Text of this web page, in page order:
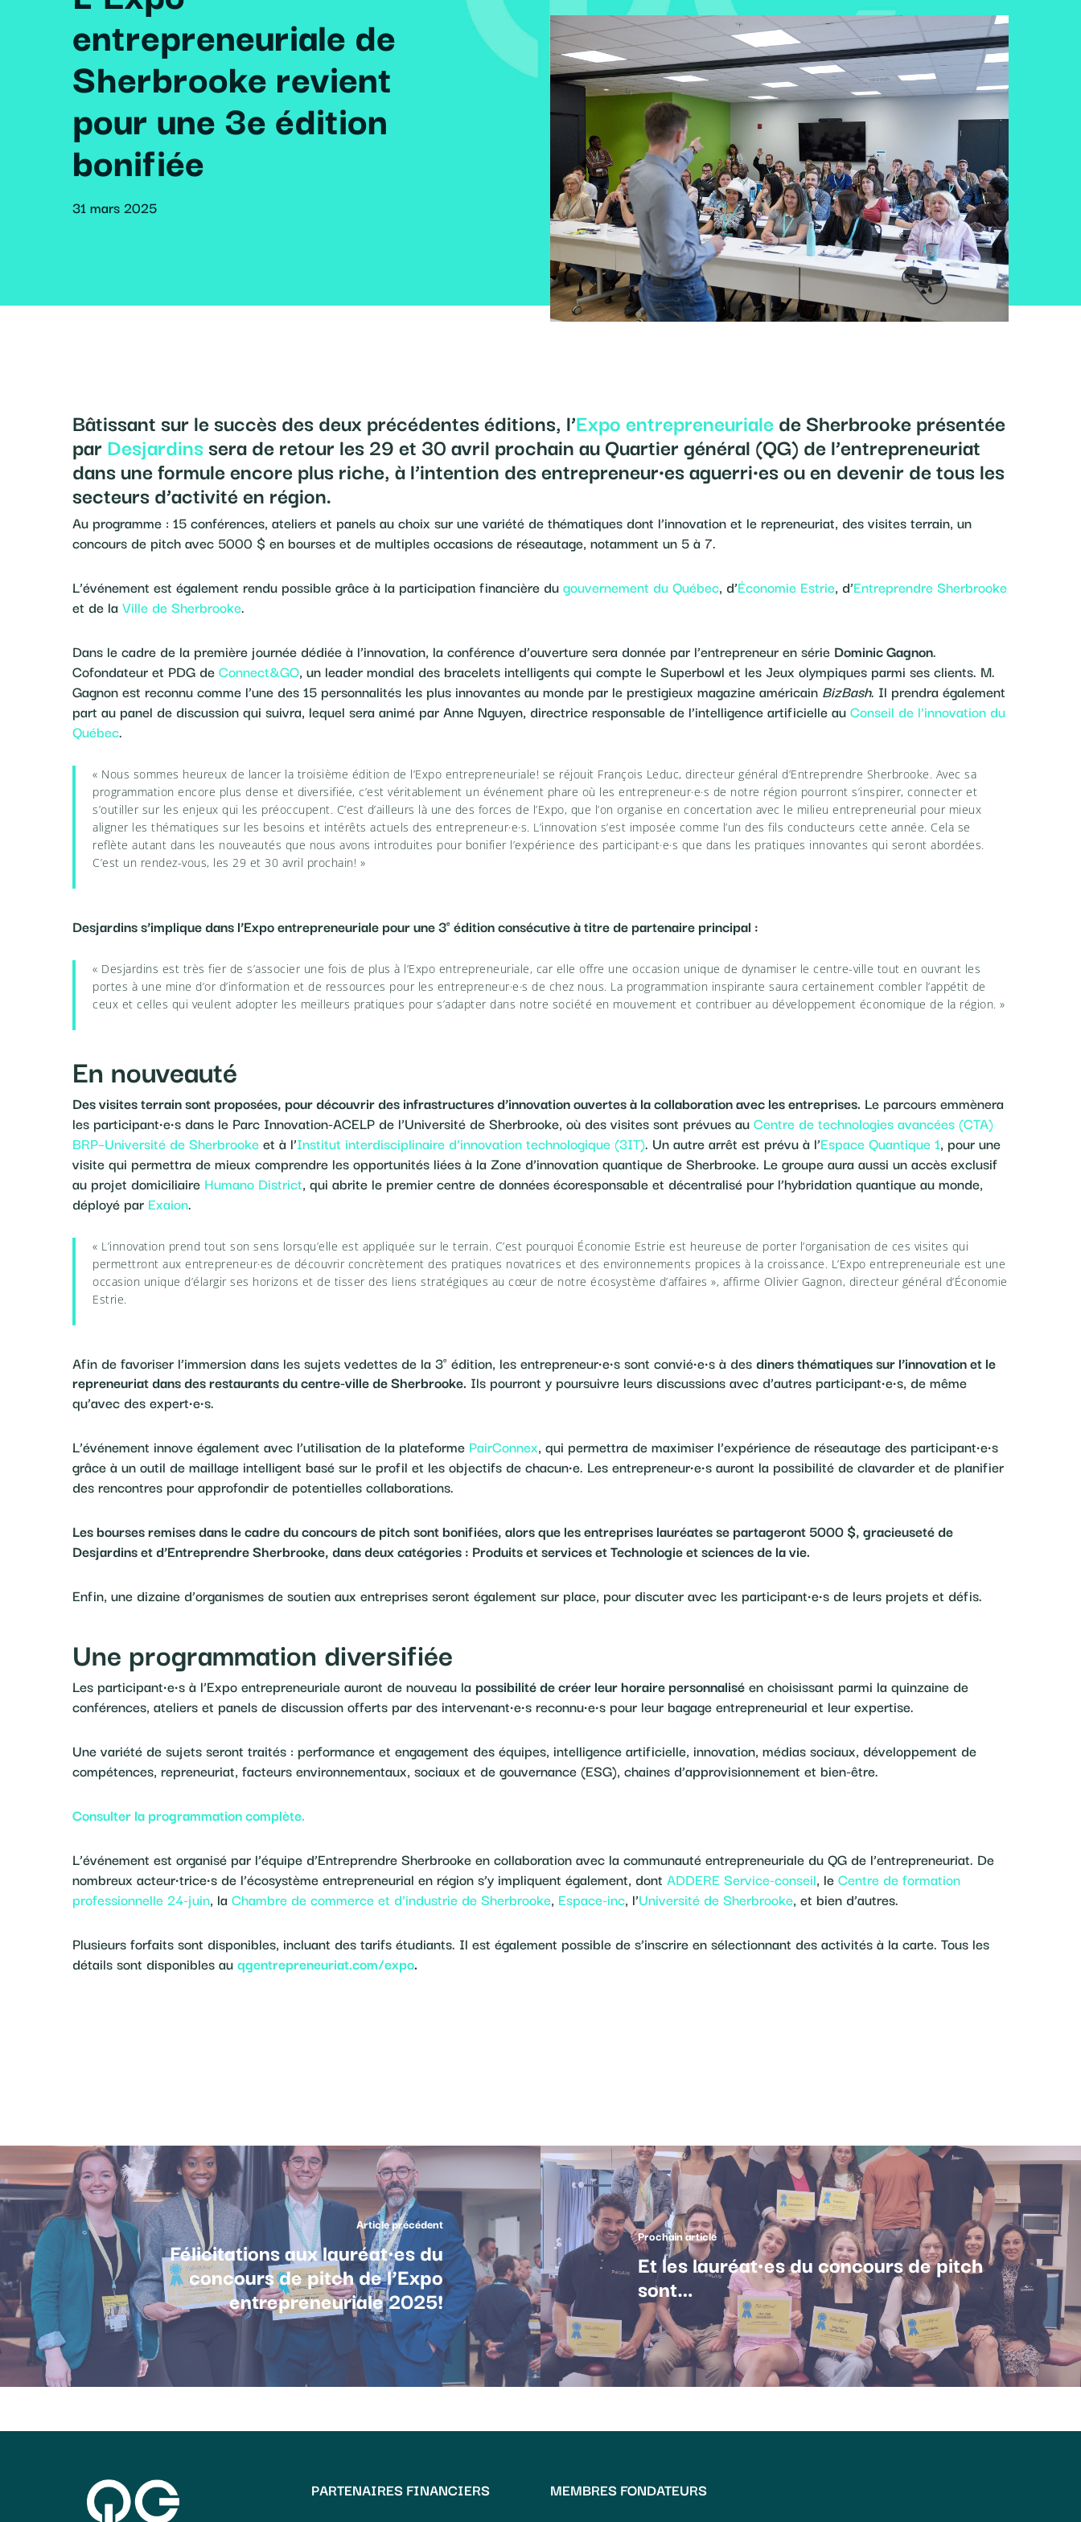
entrepreneuriale de
Sherbrooke revient
pour une 3e édition
bonifiée
31 mars 2025
Bâtissant sur le succès des deux précédentes éditions, l’Expo entrepreneurialede Sherbrooke présentée
par Desjardinssera de retour les 29 et 30 avril prochain au Quartier général (QG) de l’entrepreneuriat
dans une formule encore plus riche, à l’intention des entrepreneur·es aguerri·es ou en devenir de tous les
secteurs d’activité en région.
Au programme : 15 conférences, ateliers et panels au choix sur une variété de thématiques dont l’innovation et le repreneuriat, des visites terrain, un
concours de pitch avec 5000 $ en bourses et de multiples occasions de réseautage, notamment un 5 à 7.
L’événement est également rendu possible grâce à la participation financière dugouvernement du Québec, d’Économie Estrie, d’Entreprendre Sherbrooke
et de la Ville de Sherbrooke.
Dans le cadre de la première journée dédiée à l’innovation, la conférence d’ouverture sera donnée par l’entrepreneur en série Dominic Gagnon.
Cofondateur et PDG deConnect&GO, un leader mondial des bracelets intelligents qui compte le Superbowl et les Jeux olympiques parmi ses clients. M.
Gagnon est reconnu comme l’une des 15 personnalités les plus innovantes au monde par le prestigieux magazine américain BizBash. Il prendra également
part au panel de discussion qui suivra, lequel sera animé par Anne Nguyen, directrice responsable de l’intelligence artificielle auConseil de l’innovation du
Québec.
« Nous sommes heureux de lancer la troisième édition de l’Expo entrepreneuriale! se réjouit François Leduc, directeur général d’Entreprendre Sherbrooke. Avec sa
programmation encore plus dense et diversifiée, c’est véritablement un événement phare où les entrepreneur·e·s de notre région pourront s’inspirer, connecter et
s’outiller sur les enjeux qui les préoccupent. C’est d’ailleurs là une des forces de l’Expo, que l’on organise en concertation avec le milieu entrepreneurial pour mieux
aligner les thématiques sur les besoins et intérêts actuels des entrepreneur·e·s. L’innovation s’est imposée comme l’un des fils conducteurs cette année. Cela se
reflète autant dans les nouveautés que nous avons introduites pour bonifier l’expérience des participant·e·s que dans les pratiques innovantes qui seront abordées.
C’est un rendez-vous, les 29 et 30 avril prochain! »
Desjardins s’implique dans l’Expo entrepreneuriale pour une 3e édition consécutive à titre de partenaire principal :
« Desjardins est très fier de s’associer une fois de plus à l’Expo entrepreneuriale, car elle offre une occasion unique de dynamiser le centre-ville tout en ouvrant les
portes à une mine d’or d’information et de ressources pour les entrepreneur·e·s de chez nous. La programmation inspirante saura certainement combler l’appétit de
ceux et celles qui veulent adopter les meilleurs pratiques pour s’adapter dans notre société en mouvement et contribuer au développement économique de la région. »
En nouveauté
Des visites terrain sont proposées, pour découvrir des infrastructures d’innovation ouvertes à la collaboration avec les entreprises. Le parcours emmènera
les participant·e·s dans le Parc Innovation-ACELP de l’Université de Sherbrooke, où des visites sont prévues auCentre de technologies avancées (CTA)
BRP–Université de Sherbrookeet à l’Institut interdisciplinaire d’innovation technologique (3IT). Un autre arrêt est prévu à l’Espace Quantique 1, pour une
visite qui permettra de mieux comprendre les opportunités liées à la Zone d’innovation quantique de Sherbrooke. Le groupe aura aussi un accès exclusif
au projet domiciliaire Humano District, qui abrite le premier centre de données écoresponsable et décentralisé pour l’hybridation quantique au monde,
déployé par Exaion.
« L’innovation prend tout son sens lorsqu’elle est appliquée sur le terrain. C’est pourquoi Économie Estrie est heureuse de porter l’organisation de ces visites qui
permettront aux entrepreneur·es de découvrir concrètement des pratiques novatrices et des environnements propices à la croissance. L’Expo entrepreneuriale est une
occasion unique d’élargir ses horizons et de tisser des liens stratégiques au cœur de notre écosystème d’affaires », affirme Olivier Gagnon, directeur général d’Économie
Estrie.
Afin de favoriser l’immersion dans les sujets vedettes de la 3e édition, les entrepreneur·e·s sont convié·e·s à desdiners thématiques sur l’innovation et le
repreneuriat dans des restaurants du centre-ville de Sherbrooke. Ils pourront y poursuivre leurs discussions avec d’autres participant·e·s, de même
qu’avec des expert·e·s.
L’événement innove également avec l’utilisation de la plateforme PairConnex, qui permettra de maximiser l’expérience de réseautage des participant·e·s
grâce à un outil de maillage intelligent basé sur le profil et les objectifs de chacun·e. Les entrepreneur·e·s auront la possibilité de clavarder et de planifier
des rencontres pour approfondir de potentielles collaborations.
Les bourses remises dans le cadre du concours de pitch sont bonifiées, alors que les entreprises lauréates se partageront 5000 $, gracieuseté de
Desjardins et d’Entreprendre Sherbrooke, dans deux catégories : Produits et services et Technologie et sciences de la vie.
Enfin, une dizaine d’organismes de soutien aux entreprises seront également sur place, pour discuter avec les participant·e·s de leurs projets et défis.
Une programmation diversifiée
Les participant·e·s à l’Expo entrepreneuriale auront de nouveau la possibilité de créer leur horaire personnaliséen choisissant parmi la quinzaine de
conférences, ateliers et panels de discussion offerts par des intervenant·e·s reconnu·e·s pour leur bagage entrepreneurial et leur expertise.
Une variété de sujets seront traités : performance et engagement des équipes, intelligence artificielle, innovation, médias sociaux, développement de
compétences, repreneuriat, facteurs environnementaux, sociaux et de gouvernance (ESG), chaines d’approvisionnement et bien-être.
Consulter la programmation complète.
L’événement est organisé par l’équipe d’Entreprendre Sherbrooke en collaboration avec la communauté entrepreneuriale du QG de l’entrepreneuriat. De
nombreux acteur·trice·s de l’écosystème entrepreneurial en région s’y impliquent également, dont ADDERE Service-conseil, leCentre de formation
professionnelle 24-juin, la Chambre de commerce et d’industrie de Sherbrooke, Espace-inc, l’Université de Sherbrooke, et bien d’autres.
Plusieurs forfaits sont disponibles, incluant des tarifs étudiants. Il est également possible de s’inscrire en sélectionnant des activités à la carte. Tous les
détails sont disponibles auqgentrepreneuriat.com/expo.
Article précédent
Félicitations aux lauréat·es du
concours de pitch de l’Expo
entrepreneuriale 2025!
Prochain article
Et les lauréat·es du concours de pitch
sont…
PARTENAIRES FINANCIERS MEMBRES FONDATEURS